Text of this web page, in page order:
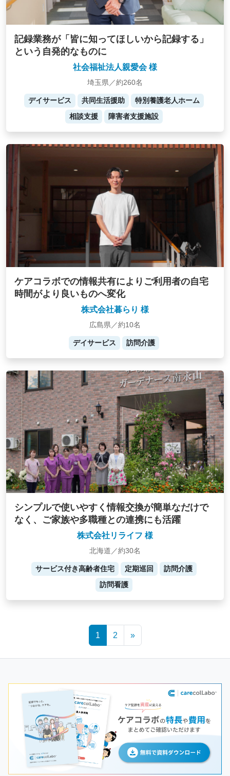
記録業務が「皆に知ってほしいから記録する」
という自発的なものに
社会福祉法人親愛会 様
埼玉県／約260名
デイサービス 共同生活援助
特別養護老人ホーム
相談支援
障害者支援施設
ケアコラボでの情報共有によりご利用者の自宅
時間がより良いものへ変化
株式会社暮らり 様
広島県／約10名
デイサービス 訪問介護
シンプルで使いやすく情報交換が簡単なだけで
なく、ご家族や多職種との連携にも活躍
株式会社リライフ 様
北海道／約30名
サービス付き高齢者住宅 定期巡回
訪問介護
訪問看護
1 2 »